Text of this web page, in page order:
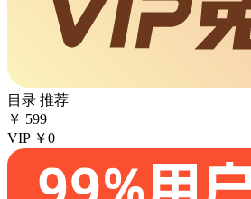
目录 推荐
￥ 599
VIP ￥0